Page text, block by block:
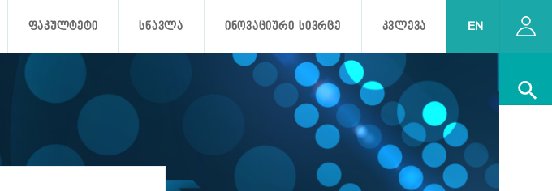
ᲤᲐᲙᲣᲚᲢᲔᲢᲘ ᲡᲬᲐᲕᲚᲐ ᲘᲜᲝᲕᲐᲪᲘᲣᲠᲘ ᲡᲘᲕᲠᲪᲔ ᲙᲕᲚᲔᲕᲐ .
EN